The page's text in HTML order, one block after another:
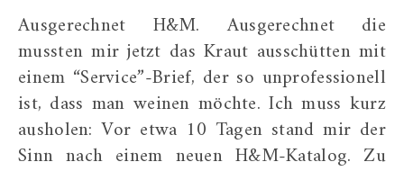
Ausgerechnet H&M. Ausgerechnet die
mussten mir jetzt das Kraut ausschütten mit
einem “Service”-Brief, der so unprofessionell
ist, dass man weinen möchte. Ich muss kurz
ausholen: Vor etwa 10 Tagen stand mir der
Sinn nach einem neuen H&M-Katalog. Zu